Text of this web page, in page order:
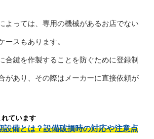
よっては、専用の機械があるお店でない
ースもあります。
合鍵を作製することを防ぐために登録制
があり、その際はメーカーに直接依頼が
ています
設備とは？設備破損時の対応や注意点